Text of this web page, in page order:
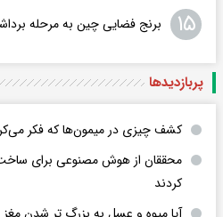
۱۵ برنج فضایی چین به مرحله
پربازدید‌ها
کشف چیزی در میمون‌ها که فکر
محققان از هوش مصنوعی برای
کردند